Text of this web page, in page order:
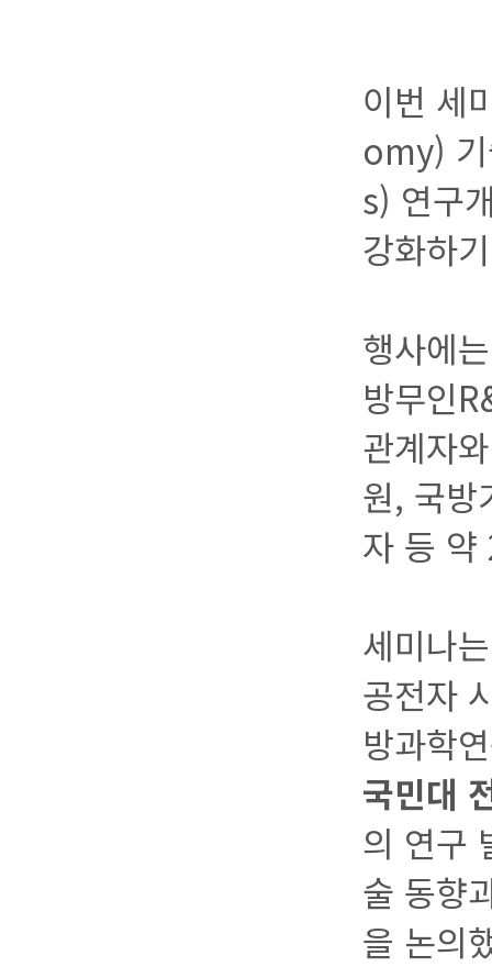
이번 세
omy) 기
s) 연구
강화하
행사에
방무인
관계자
원, 국방
자 등 약
세미나
공전자
방과학
국민대
의 연구
술 동향
을 논의